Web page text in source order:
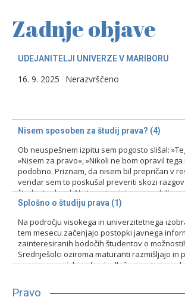
Zadnje objave
UDEJANITELJI UNIVERZE V MARIBORU
16. 9. 2025 Nerazvrščeno
Nisem sposoben za študij prava? (4)
Ob neuspešnem izpitu sem pogosto slišal:
»Nisem za pravo«, »Nikoli ne bom opravil tega
podobno. Priznam, da nisem bil prepričan v
vendar sem to poskušal preveriti skozi
študent odzval. Na tovrstne izjave smo bili
zlasti pri prvih izpitih, kajti ni bila…
15. 2. 2024 Nerazvrščeno
Splošno o študiju prava (1)
Na področju visokega in univerzitetnega
tem mesecu začenjajo postopki javnega
zainteresiranih bodočih študentov o
Srednješolci oziroma maturanti razmišljajo in
programe pri izbiri ali pri odločanju o tem, na
Pravo